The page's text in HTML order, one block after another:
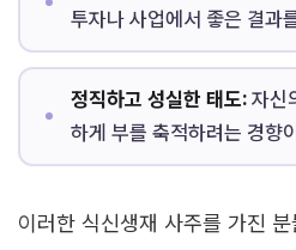
투자나 사업에서 좋은 결과
정직하고 성실한 태도:자신
하게 부를 축적하려는 경향
이러한 식신생재 사주를 가진